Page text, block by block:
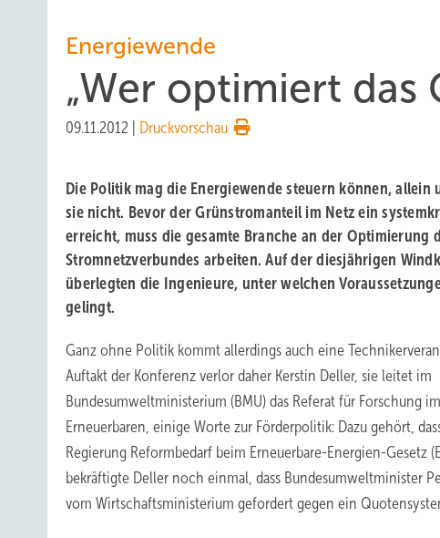
Energiewende
„Wer optimiert das
09.11.2012 Druckvorschau
Die Politik mag die Energiewende steuern können, allein
sie nicht. Bevor der Grünstromanteil im Netz ein
erreicht, muss die gesamte Branche an der Optimierung
Stromnetzverbundes arbeiten. Auf der diesjährigen
überlegten die Ingenieure, unter welchen
gelingt.
Ganz ohne Politik kommt allerdings auch eine
Auftakt der Konferenz verlor daher Kerstin Deller, sie leitet im
Bundesumweltministerium (BMU) das Referat für Forschung
Erneuerbaren, einige Worte zur Förderpolitik: Dazu gehört,
Regierung Reformbedarf beim Erneuerbare-Energien-Gesetz
bekräftigte Deller noch einmal, dass Bundesumweltminister
vom Wirtschaftsministerium gefordert gegen ein